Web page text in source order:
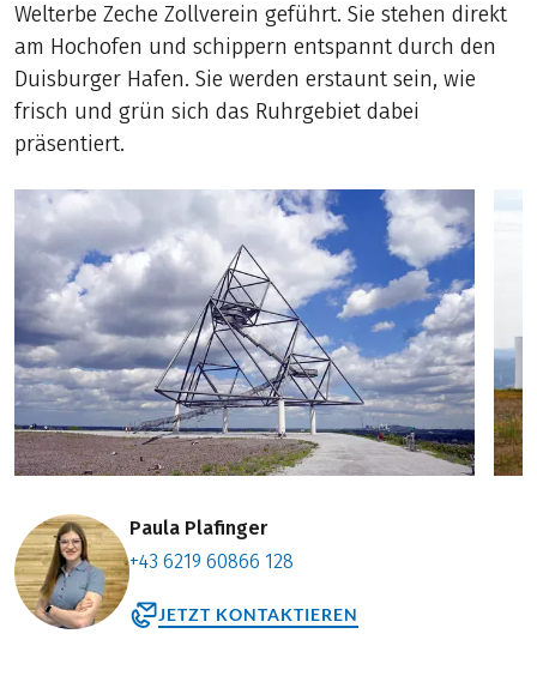
Welterbe Zeche Zollverein geführt. Sie stehen direkt
am Hochofen und schippern entspannt durch den
Duisburger Hafen. Sie werden erstaunt sein, wie
frisch und grün sich das Ruhrgebiet dabei
präsentiert.
Paula Plafinger
+43 6219 60866 128
JETZT KONTAKTIEREN